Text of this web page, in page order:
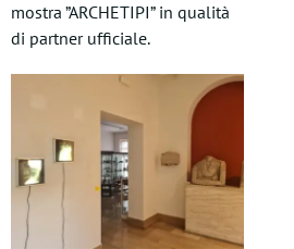
mostra ”ARCHETIPI” in qualità
di partner ufficiale.